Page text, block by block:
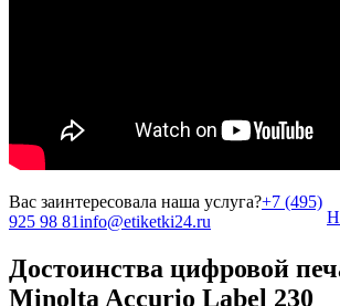
Вас заинтересовала наша услуга?+7 (495)
925 98 81info@etiketki24.ru
Достоинства цифровой
Minolta Accurio Label 230